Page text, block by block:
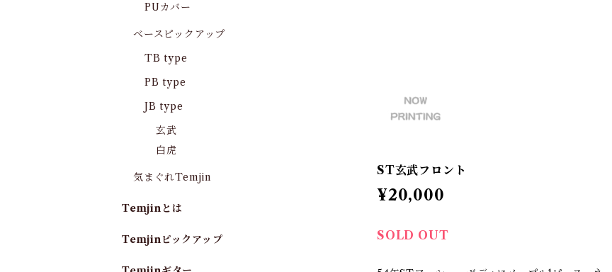
ST玄武フロント
¥20,000
SOLD OUT
PUカバー
ベースピックアップ
TB type
PB type
JB type
玄武
白虎
気まぐれTemjin
Temjinとは
Temjinピックアップ